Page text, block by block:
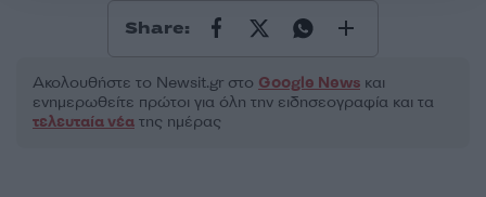
Share:
Ακολουθήστε το Νewsit.gr στο Google News και
ενημερωθείτε πρώτοι για όλη την ειδησεογραφία και τα
τελευταία νέα της ημέρας